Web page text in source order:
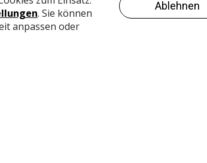
der Pius Schäfler AG, zu lesen:
und Halt zu bieten für unsere
Familienvater was es bedeutet,
Schäfler möchten als regionales